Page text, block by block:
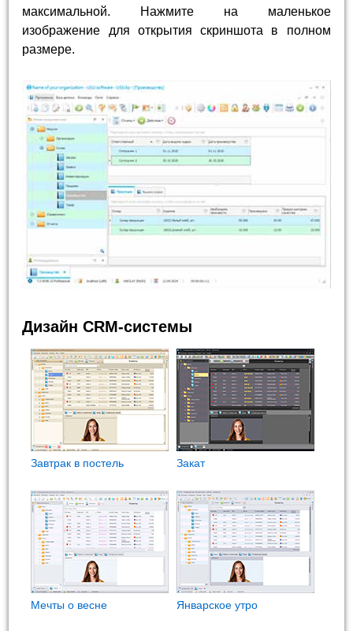
максимальной. Нажмите на маленькое
изображение для открытия скриншота в полном
размере.
Дизайн CRM-системы
Завтрак в постель Закат
Мечты о весне Январское утро